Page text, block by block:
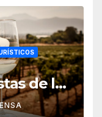
de la